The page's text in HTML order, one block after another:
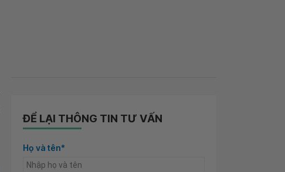
ĐỂ LẠI THÔNG TIN TƯ VẤN
Họ và tên*